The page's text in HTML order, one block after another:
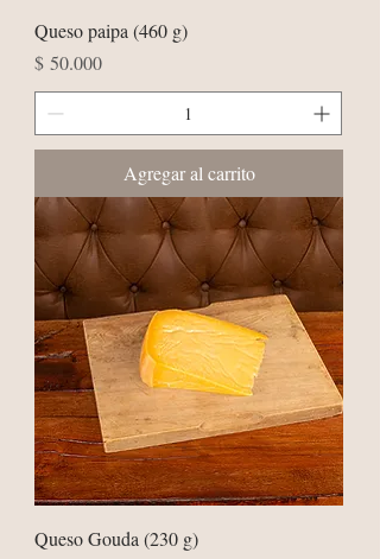
Queso paipa (460 g)
Precio
$ 50.000
Agregar al carrito
Queso Gouda (230 g)